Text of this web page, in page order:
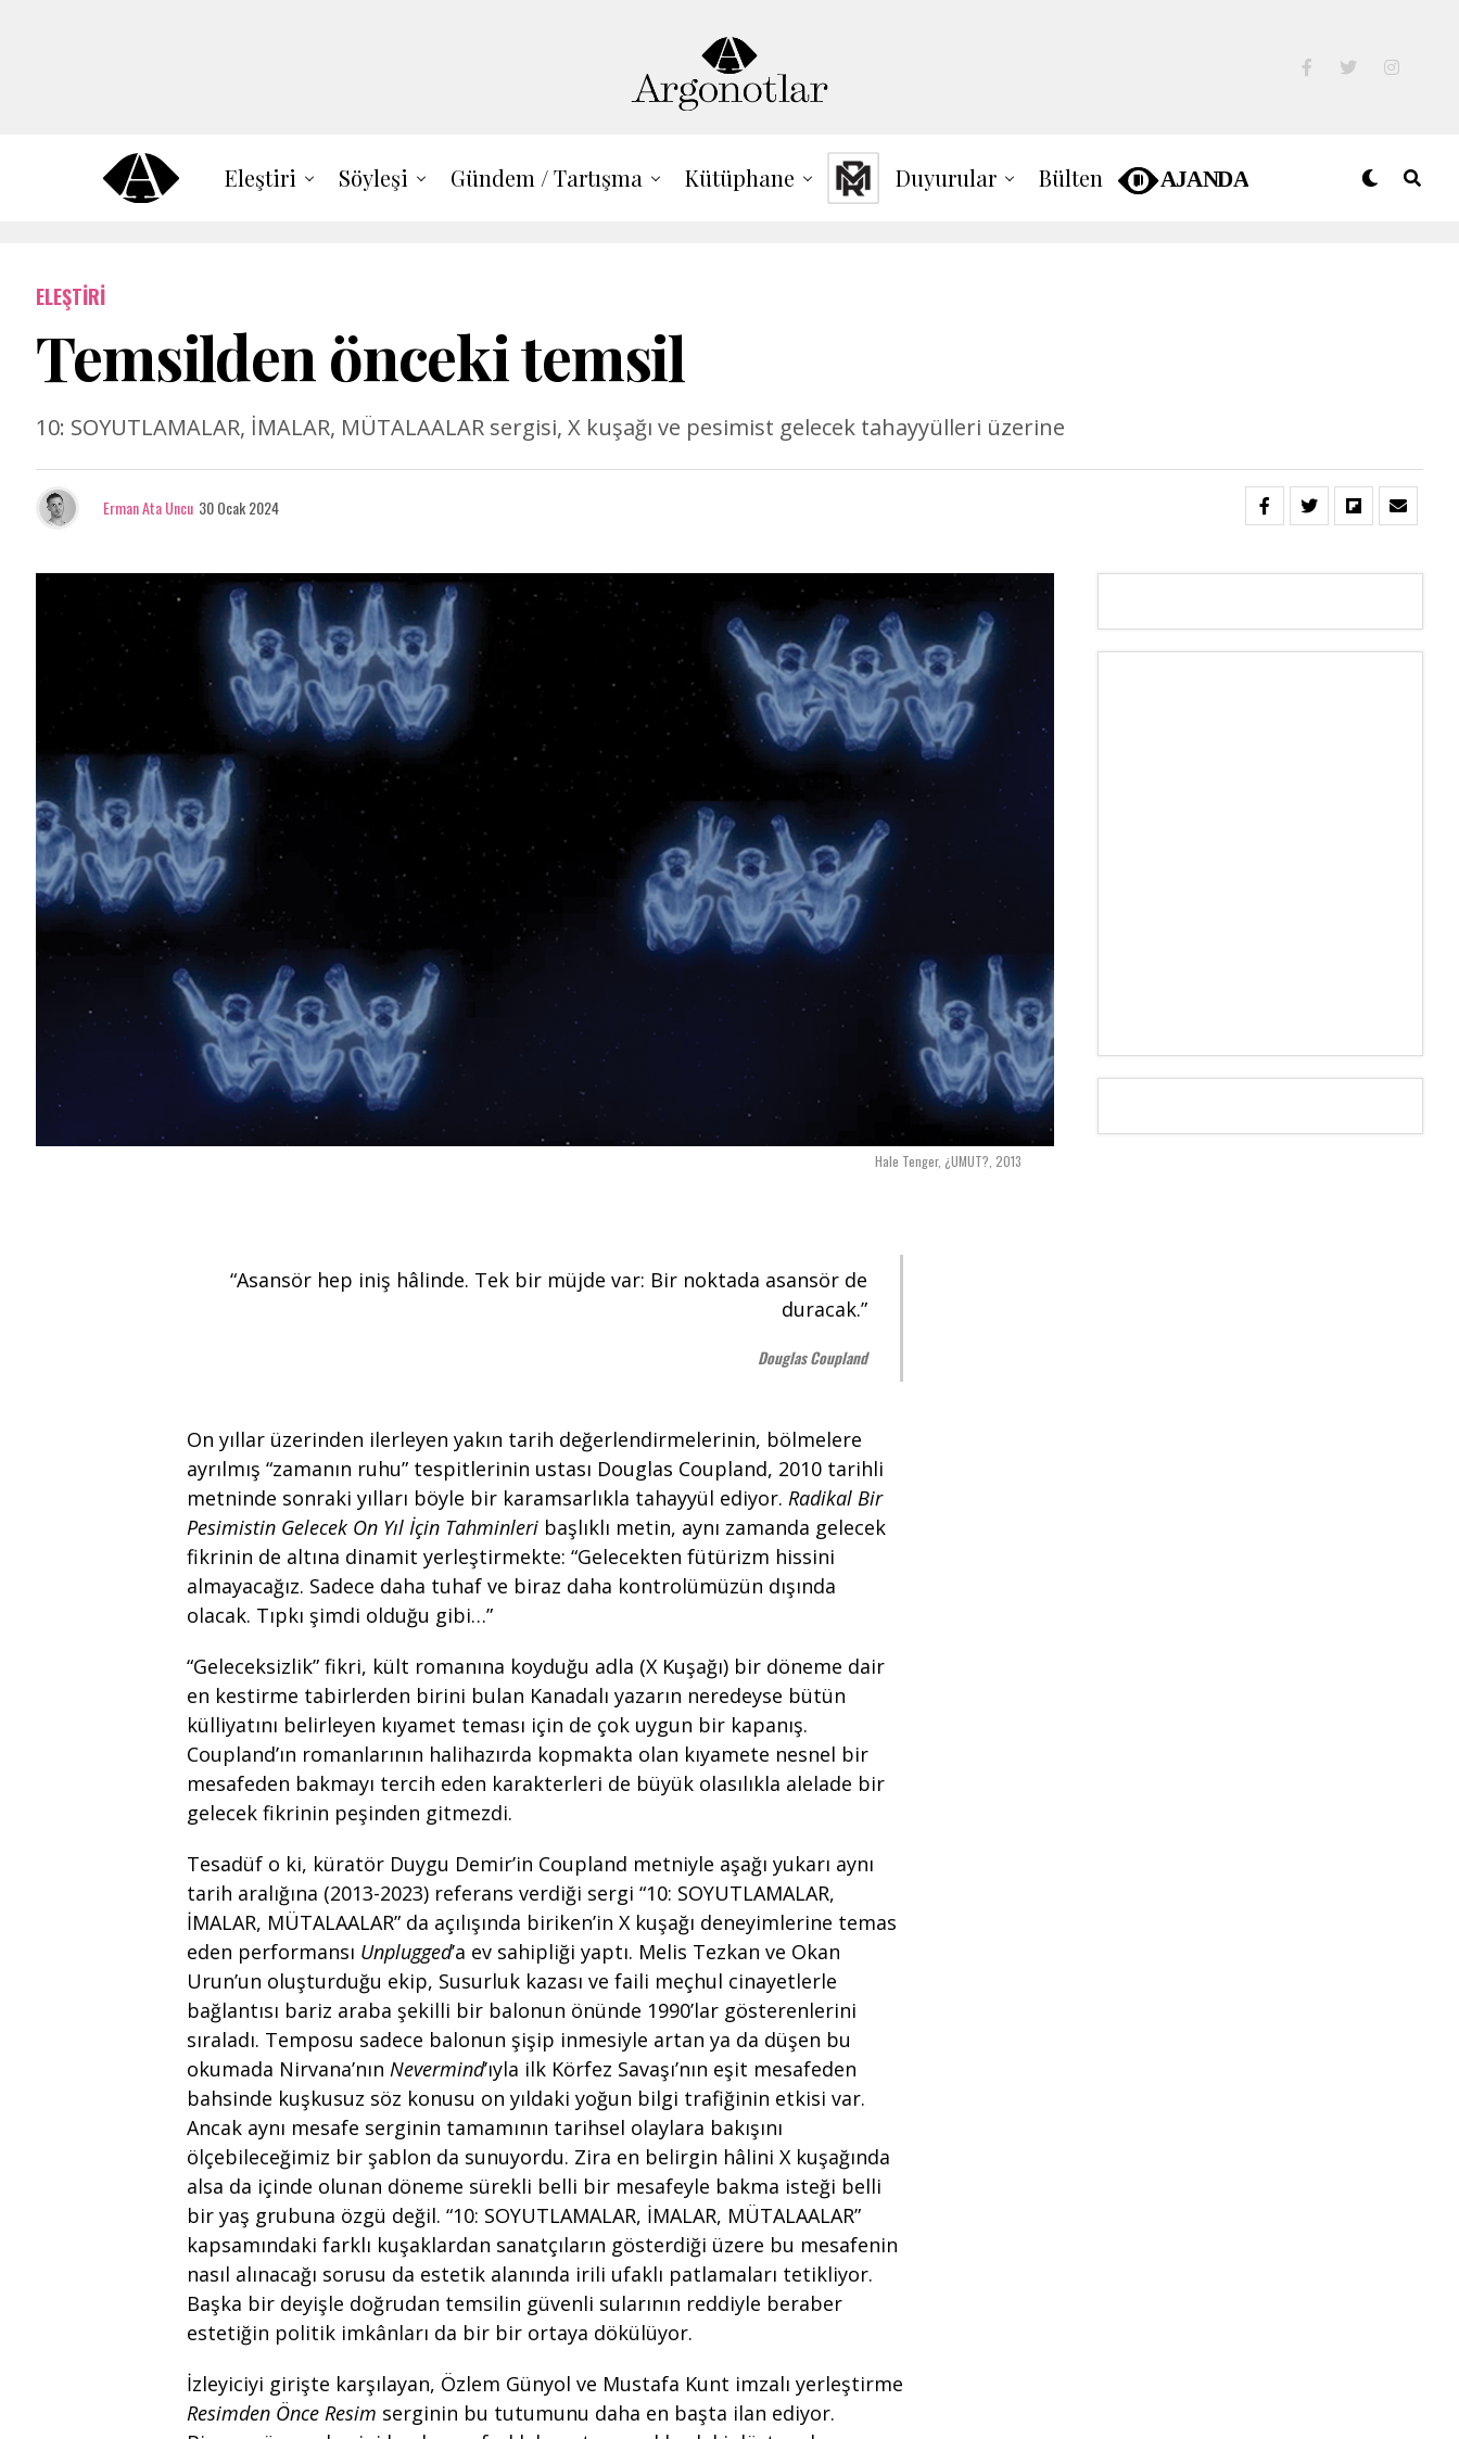
Eleştiri Söyleşi Gündem / Tartışma Kütüphane Duyurular Bülten
ELEŞTIRI
Temsilden önceki temsil
10: SOYUTLAMALAR, İMALAR, MÜTALAALAR sergisi, X kuşağı ve pesimist gelecek tahayyülleri üzerine
Erman Ata Uncu 30 Ocak 2024
Hale Tenger, ¿UMUT?, 2013
“Asansör hep iniş hâlinde. Tek bir müjde var: Bir noktada asansör de
duracak.”
Douglas Coupland
On yıllar üzerinden ilerleyen yakın tarih değerlendirmelerinin, bölmelere
ayrılmış “zamanın ruhu” tespitlerinin ustası Douglas Coupland, 2010 tarihli
metninde sonraki yılları böyle bir karamsarlıkla tahayyül ediyor. Radikal Bir
Pesimistin Gelecek On Yıl İçin Tahminleri başlıklı metin, aynı zamanda gelecek
fikrinin de altına dinamit yerleştirmekte: “Gelecekten fütürizm hissini
almayacağız. Sadece daha tuhaf ve biraz daha kontrolümüzün dışında
olacak. Tıpkı şimdi olduğu gibi…”
“Geleceksizlik” fikri, kült romanına koyduğu adla (X Kuşağı) bir döneme dair
en kestirme tabirlerden birini bulan Kanadalı yazarın neredeyse bütün
külliyatını belirleyen kıyamet teması için de çok uygun bir kapanış.
Coupland’ın romanlarının halihazırda kopmakta olan kıyamete nesnel bir
mesafeden bakmayı tercih eden karakterleri de büyük olasılıkla alelade bir
gelecek fikrinin peşinden gitmezdi.
Tesadüf o ki, küratör Duygu Demir’in Coupland metniyle aşağı yukarı aynı
tarih aralığına (2013-2023) referans verdiği sergi “10: SOYUTLAMALAR,
İMALAR, MÜTALAALAR” da açılışında biriken’in X kuşağı deneyimlerine temas
eden performansı Unplugged’a ev sahipliği yaptı. Melis Tezkan ve Okan
Urun’un oluşturduğu ekip, Susurluk kazası ve faili meçhul cinayetlerle
bağlantısı bariz araba şekilli bir balonun önünde 1990’lar gösterenlerini
sıraladı. Temposu sadece balonun şişip inmesiyle artan ya da düşen bu
okumada Nirvana’nın Nevermind’ıyla ilk Körfez Savaşı’nın eşit mesafeden
bahsinde kuşkusuz söz konusu on yıldaki yoğun bilgi trafiğinin etkisi var.
Ancak aynı mesafe serginin tamamının tarihsel olaylara bakışını
ölçebileceğimiz bir şablon da sunuyordu. Zira en belirgin hâlini X kuşağında
alsa da içinde olunan döneme sürekli belli bir mesafeyle bakma isteği belli
bir yaş grubuna özgü değil. “10: SOYUTLAMALAR, İMALAR, MÜTALAALAR”
kapsamındaki farklı kuşaklardan sanatçıların gösterdiği üzere bu mesafenin
nasıl alınacağı sorusu da estetik alanında irili ufaklı patlamaları tetikliyor.
Başka bir deyişle doğrudan temsilin güvenli sularının reddiyle beraber
estetiğin politik imkânları da bir bir ortaya dökülüyor.
İzleyiciyi girişte karşılayan, Özlem Günyol ve Mustafa Kunt imzalı yerleştirme
Resimden Önce Resim serginin bu tutumunu daha en başta ilan ediyor.